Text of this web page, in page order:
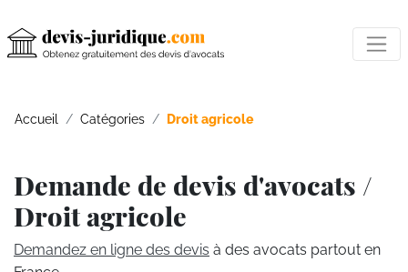
Accueil Catégories Droit agricole
Demande de devis d'avocats /
Droit agricole
Demandez en ligne des devis à des avocats partout en